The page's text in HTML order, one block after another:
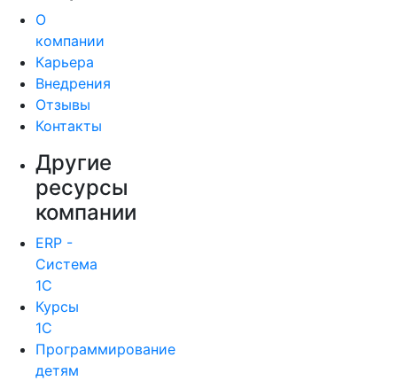
О
компании
Карьера
Внедрения
Отзывы
Контакты
Другие
ресурсы
компании
ERP -
Система
1С
Курсы
1С
Программирование
детям